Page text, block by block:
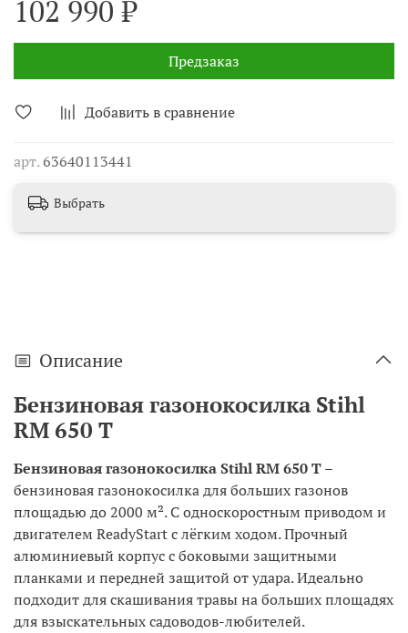
Добавить в сравнение
арт.63640113441
102 990 ₽
Предзаказ
Выбрать
Описание
Бензиновая газонокосилка Stihl
RM 650 T
Бензиновая газонокосилка Stihl RM 650 T–
бензиновая газонокосилка для больших газонов
площадью до 2000 м². С односкоростным приводом и
двигателем ReadyStart с лёгким ходом. Прочный
алюминиевый корпус с боковыми защитными
планками и передней защитой от удара. Идеально
подходит для скашивания травы на больших площадях
для взыскательных садоводов-любителей.